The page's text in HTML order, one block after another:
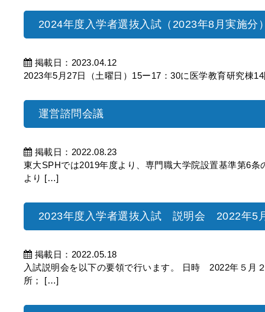
2024年度入学者選抜入試（2023年8月実施分
掲載日：2023.04.12
2023年5月27日（土曜日）15ー17：30に医学教育研究
運営諮問会議
掲載日：2022.08.23
東大SPHでは2019年度より、専門職大学院設置基準第6
より […]
2023年度入学者選抜入試 説明会 2022年5
掲載日：2022.05.18
入試説明会を以下の要領で行います。 日時 2022年５月
所； […]